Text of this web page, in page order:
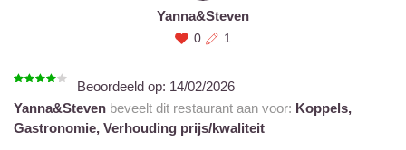
Yanna&Steven
0 1
Beoordeeld op: 14/02/2026
Yanna&Steven beveelt dit restaurant aan voor: Koppels,
Gastronomie, Verhouding prijs/kwaliteit